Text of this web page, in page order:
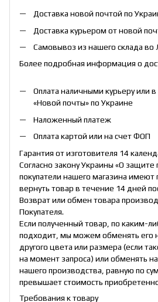
Доставка новой почтой по
Доставка курьером от новой
Самовывоз из нашего склада во
Более подробная информация о
Оплата наличными курьеру или
«Новой почты» по Украине
Наложенный платеж
Оплата картой или на счет ФОП
Гарантия от изготовителя 14
Согласно закону Украины «О защите
покупатели нашего магазина имеют
вернуть товар в течение 14 дней
Возврат или обмен товара
Покупателя.
Если полученный товар, по каким-
подходит, мы можем обменять его
другого цвета или размера (если
на момент запроса) или обменять
нашего производства, равную по
превышает стоимость
Требования к товару